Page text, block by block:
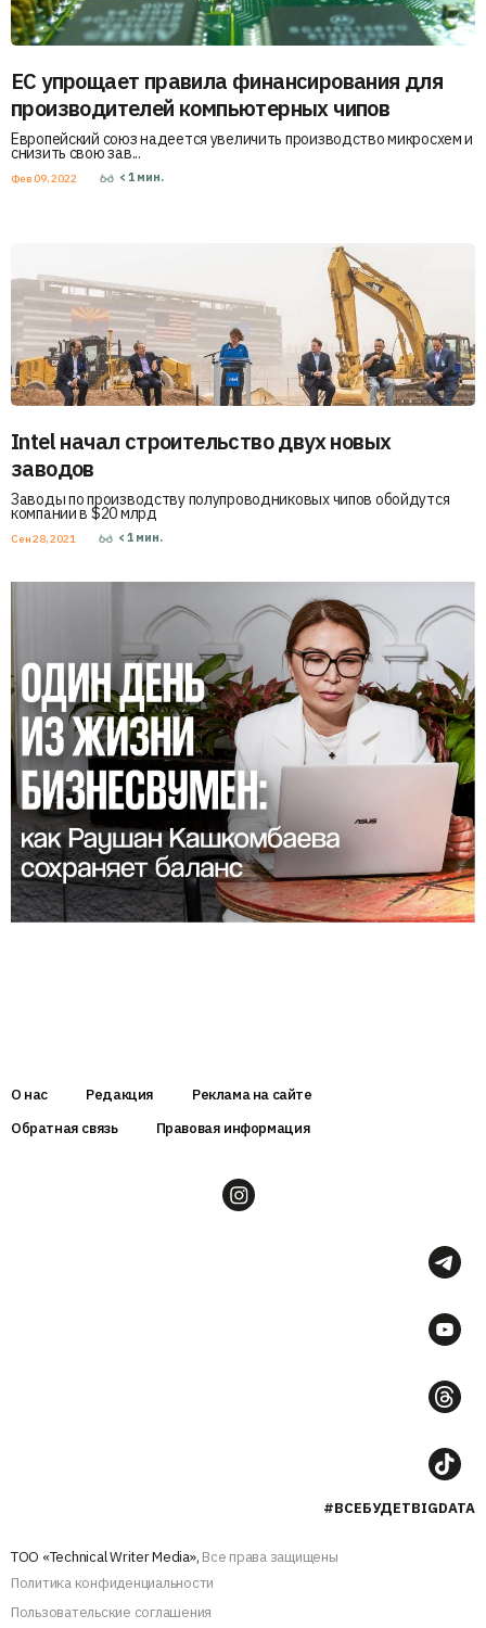
ЕС упрощает правила финансирования для
производителей компьютерных чипов
Европейский союз надеется увеличить производство микросхем и
снизить свою зав...
Фев 09, 2022 < 1 мин.
Intel начал строительство двух новых
заводов
Заводы по производству полупроводниковых чипов обойдутся
компании в $20 млрд
Сен 28, 2021 < 1 мин.
О нас Редакция
Реклама на сайте
Обратная связь
Правовая информация
#ВСЕБУДЕТBIGDATA
ТОО «Technical Writer Media», Все права защищены
Политика конфиденциальности
Пользовательские соглашения